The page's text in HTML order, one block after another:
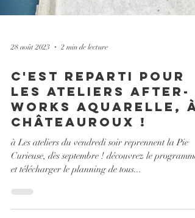
28 août 2023 2 min de lecture
c'est reparti pour
les ateliers after-
works aquarelle, à